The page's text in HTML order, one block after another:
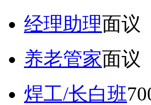
经理助理面议
养老管家面议
焊工/长白班